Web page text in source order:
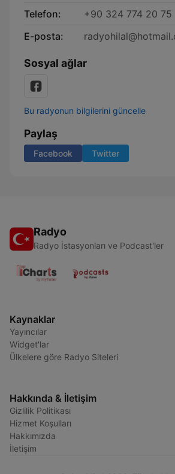
Telefon:
+90 324 774 20 75
E-posta:
Sosyal ağlar
Bu radyonun bilgilerini güncelle
Paylaş
Facebook Twitter
Radyo
Radyo İstasyonları ve Podcast'ler
Kaynaklar
Yayıncılar
Widget'lar
Ülkelere göre Radyo Siteleri
Hakkında & İletişim
Gizlilik Politikası
Hizmet Koşulları
Hakkımızda
İletişim